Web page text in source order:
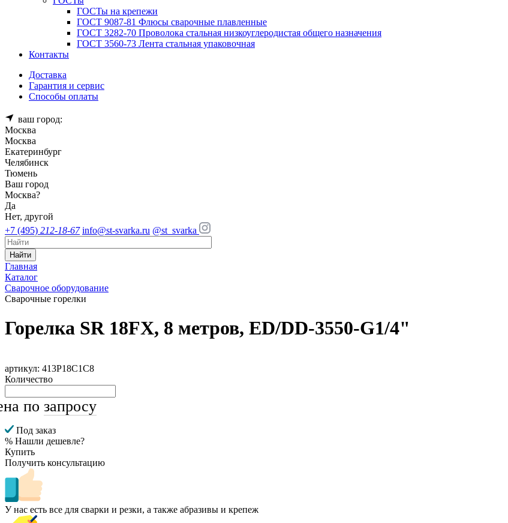
ГОСТы на крепежи
ГОСТ 9087-81 Флюсы сварочные плавленные
ГОСТ 3282-70 Проволока стальная низкоуглеродистая общего назначения
ГОСТ 3560-73 Лента стальная упаковочная
Контакты
Доставка
Гарантия и сервис
Способы оплаты
ваш город:
Москва
Москва
Екатеринбург
Челябинск
Тюмень
Ваш город
Москва?
Да
Нет, другой
+7 (495) 212-18-67 info@st-svarka.ru @st_svarka
Найти
Главная
Каталог
Сварочное оборудование
Сварочные горелки
Горелка SR 18FX, 8 метров, ED/DD-3550-G1/4"
артикул: 413P18C1C8
Количество
по запросу
Под заказ
% Нашли дешевле?
Купить
Получить консультацию
У нас есть все для сварки и резки, а также абразивы и крепеж